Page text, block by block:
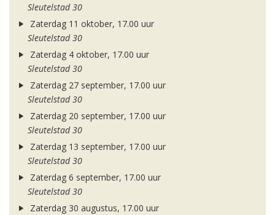
Sleutelstad 30
Zaterdag 11 oktober, 17.00 uur
Sleutelstad 30
Zaterdag 4 oktober, 17.00 uur
Sleutelstad 30
Zaterdag 27 september, 17.00 uur
Sleutelstad 30
Zaterdag 20 september, 17.00 uur
Sleutelstad 30
Zaterdag 13 september, 17.00 uur
Sleutelstad 30
Zaterdag 6 september, 17.00 uur
Sleutelstad 30
Zaterdag 30 augustus, 17.00 uur